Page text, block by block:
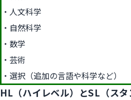
人文科学
自然科学
数学
芸術
選択（追加の言語や科学など）
HL（ハイレベル）とSL（ス